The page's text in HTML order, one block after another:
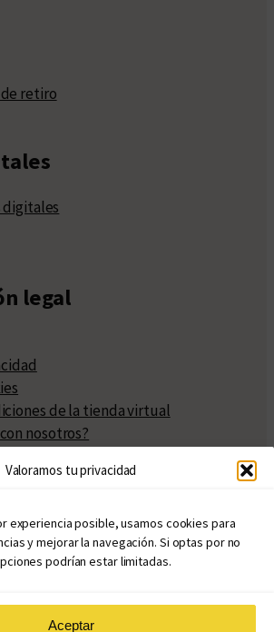
Valoramos tu privacidad
experiencia posible, usamos cookies para
y mejorar la navegación. Si optas por no
podrían estar limitadas.
Aceptar
retiro
digitales
legal
de la tienda virtual
nosotros?